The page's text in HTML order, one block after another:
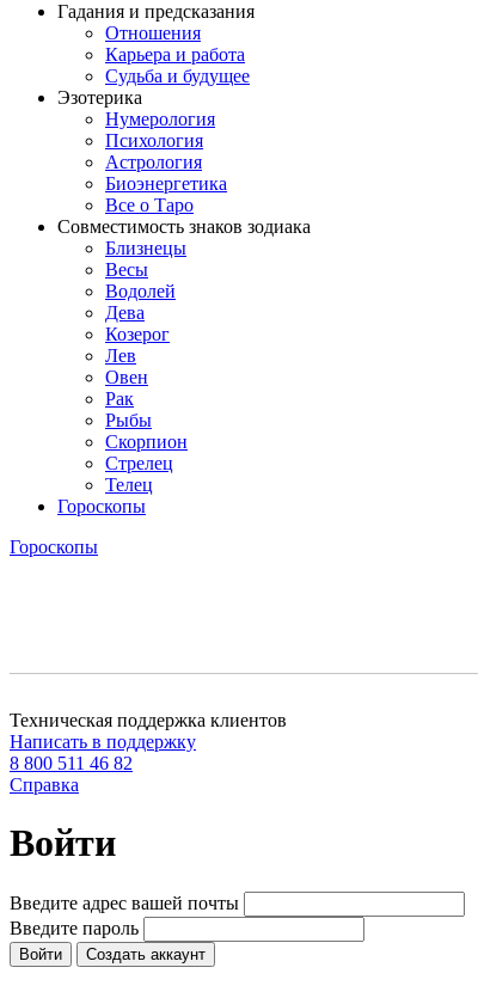
Гадания и предсказания
Отношения
Карьера и работа
Cудьба и будущее
Эзотерика
Нумерология
Психология
Астрология
Биоэнергетика
Все о Таро
Совместимость знаков зодиака
Близнецы
Весы
Водолей
Дева
Козерог
Лев
Овен
Рак
Рыбы
Скорпион
Стрелец
Телец
Гороскопы
Гороскопы
Техническая поддержка клиентов
Написать в поддержку
8 800 511 46 82
Справка
Войти
Введите адрес вашей почты
Введите пароль
Создать аккаунт